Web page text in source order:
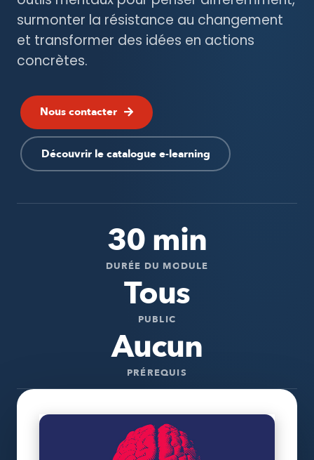
surmonter la résistance au changement
et transformer des idées en actions
concrètes.
Nous contacter
Découvrir le catalogue e-learning
30 min
DURÉE DU MODULE
Tous
PUBLIC
Aucun
PRÉREQUIS